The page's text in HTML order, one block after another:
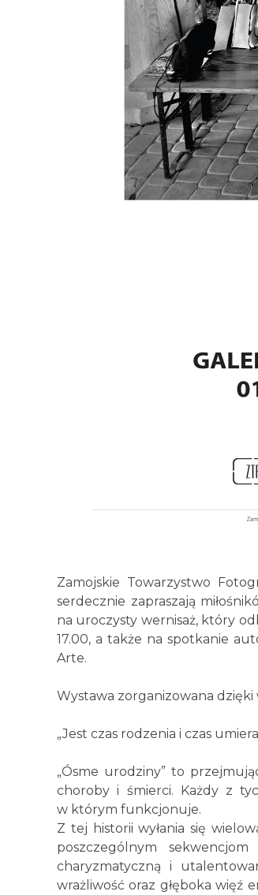
Zamojskie Towarzystwo
serdecznie zapraszają
na uroczysty wernisaż, który
17.00, a także na spotkanie
Arte.
Wystawa zorganizowana
„Jest czas rodzenia i czas
„Ósme urodziny” to
choroby i śmierci. Każdy z
w którym funkcjonuje.
Z tej historii wyłania się
poszczególnym
charyzmatyczną i
wrażliwość oraz głęboka więź